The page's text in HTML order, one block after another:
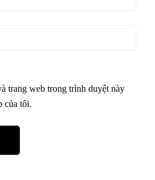
trang web trong trình duyệt này
của tôi.